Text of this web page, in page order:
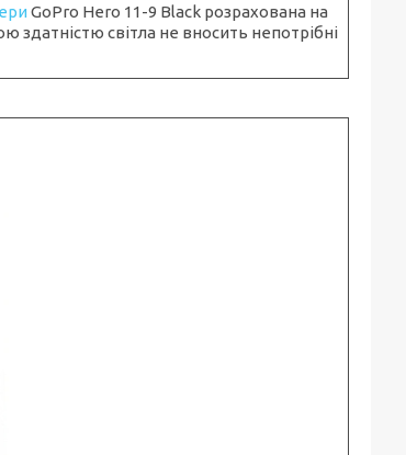
GoPro Hero 11-9 Black розрахована на
світла не вносить непотрібні